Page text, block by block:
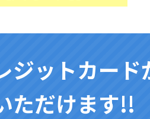
ジットカード
ただけます!!